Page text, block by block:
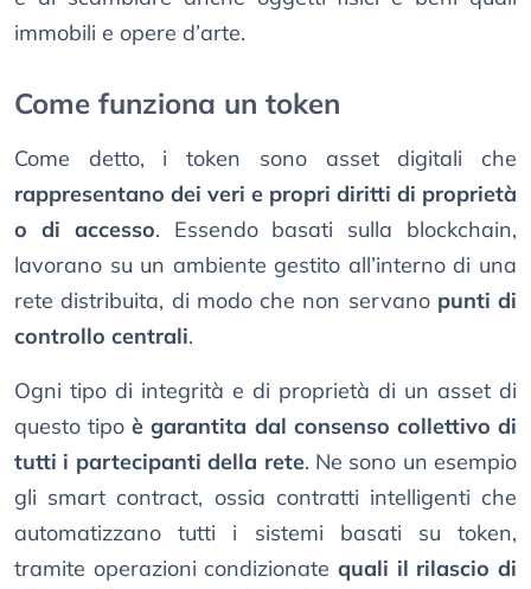
immobili e opere d’arte.
Come funziona un token
Come detto, i token sono asset digitali che
rappresentano dei veri e propri diritti di proprietà
o di accesso. Essendo basati sulla blockchain,
lavorano su un ambiente gestito all’interno di una
rete distribuita, di modo che non servano punti di
controllo centrali.
Ogni tipo di integrità e di proprietà di un asset di
questo tipoè garantita dal consenso collettivo di
tutti i partecipanti della rete. Ne sono un esempio
gli smart contract, ossia contratti intelligenti che
automatizzano tutti i sistemi basati su token,
tramite operazioni condizionate quali il rilascio di